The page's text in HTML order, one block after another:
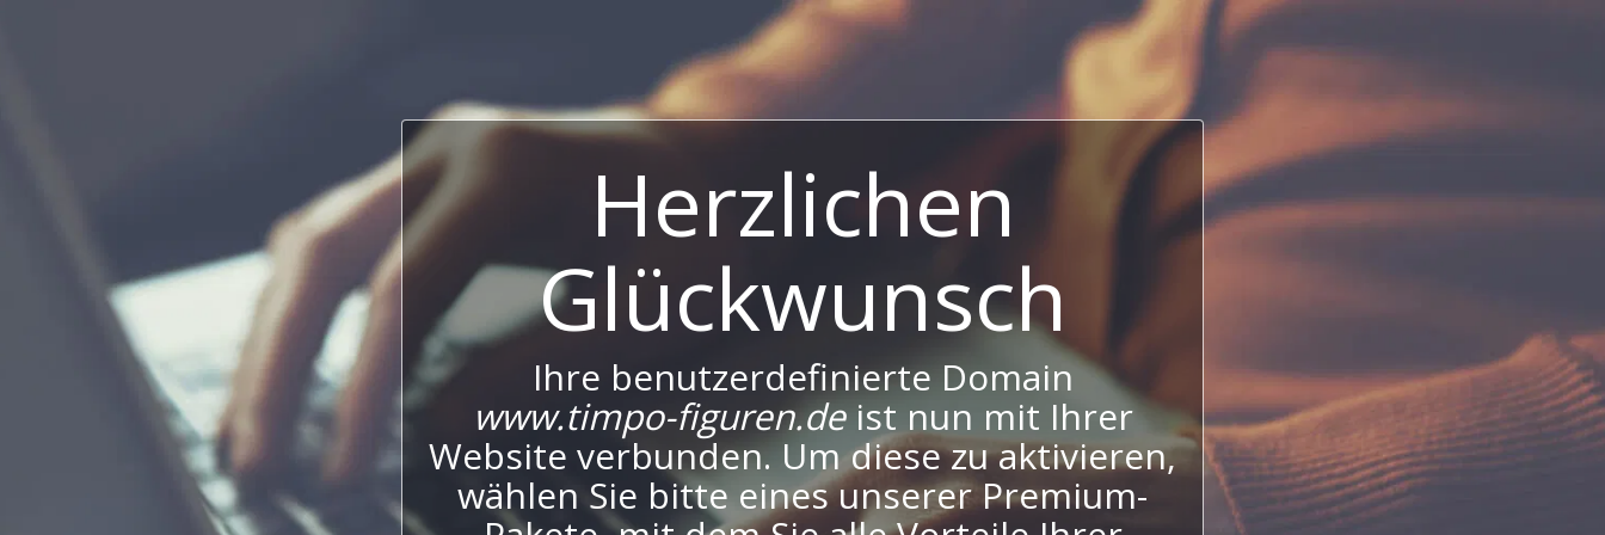
Herzlichen
Glückwunsch
Ihre benutzerdefinierte Domain
www.timpo-figuren.deist nun mit Ihrer
Website verbunden. Um diese zu aktivieren,
wählen Sie bitte eines unserer Premium-